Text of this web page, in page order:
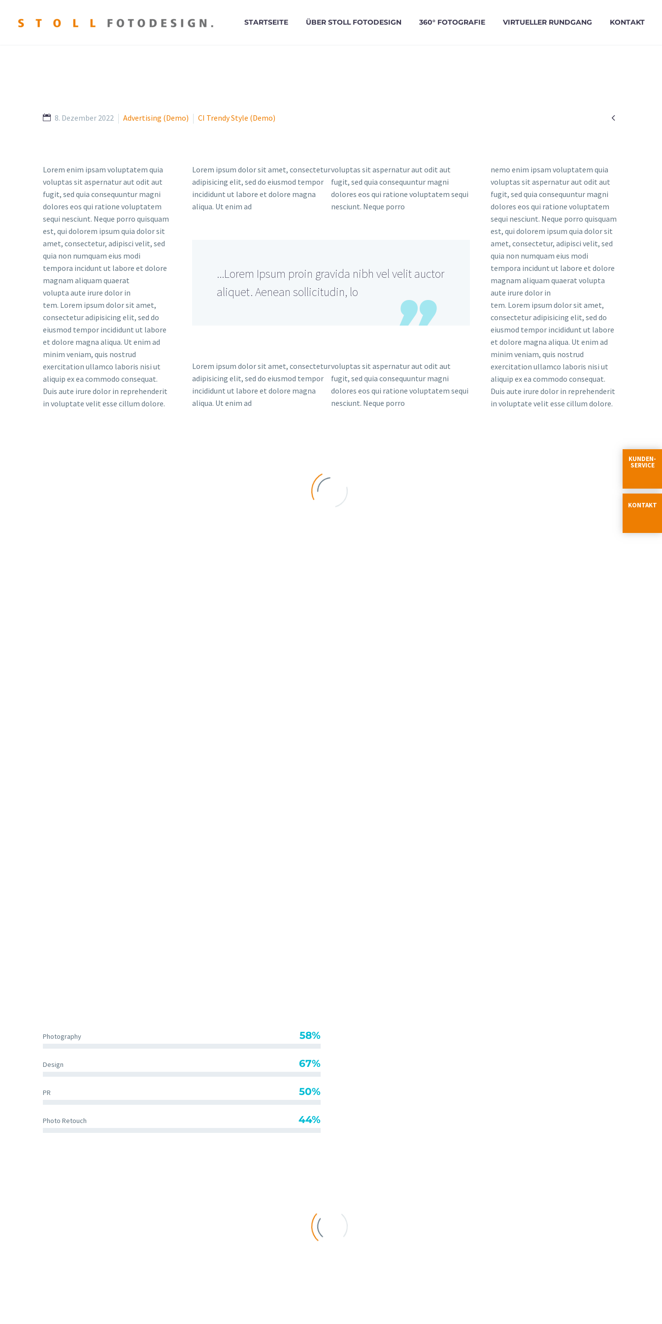
KUNDEN-
SERVICE
KONTAKT
STARTSEITE ÜBER STOLL FOTODESIGN 360° FOTOGRAFIE VIRTUELLER RUNDGANG KONTAKT

8. Dezember 2022 Advertising (Demo) CI Trendy Style (Demo)
Lorem enim ipsam voluptatem quia
voluptas sit aspernatur aut odit aut
fugit, sed quia consequuntur magni
dolores eos qui ratione voluptatem
sequi nesciunt. Neque porro quisquam
est, qui dolorem ipsum quia dolor sit
amet, consectetur, adipisci velit, sed
quia non numquam eius modi
tempora incidunt ut labore et dolore
magnam aliquam quaerat
volupta aute irure dolor in
tem. Lorem ipsum dolor sit amet,
consectetur adipisicing elit, sed do
eiusmod tempor incididunt ut labore
et dolore magna aliqua. Ut enim ad
minim veniam, quis nostrud
exercitation ullamco laboris nisi ut
aliquip ex ea commodo consequat.
Duis aute irure dolor in reprehenderit
in voluptate velit esse cillum dolore.
Lorem ipsum dolor sit amet, consectetur
adipisicing elit, sed do eiusmod tempor
incididunt ut labore et dolore magna
aliqua. Ut enim ad
voluptas sit aspernatur aut odit aut
fugit, sed quia consequuntur magni
dolores eos qui ratione voluptatem sequi
nesciunt. Neque porro
...Lorem Ipsum proin gravida nibh vel velit auctor
aliquet. Aenean sollicitudin, lo
Lorem ipsum dolor sit amet, consectetur
adipisicing elit, sed do eiusmod tempor
incididunt ut labore et dolore magna
aliqua. Ut enim ad
voluptas sit aspernatur aut odit aut
fugit, sed quia consequuntur magni
dolores eos qui ratione voluptatem sequi
nesciunt. Neque porro
nemo enim ipsam voluptatem quia
voluptas sit aspernatur aut odit aut
fugit, sed quia consequuntur magni
dolores eos qui ratione voluptatem
sequi nesciunt. Neque porro quisquam
est, qui dolorem ipsum quia dolor sit
amet, consectetur, adipisci velit, sed
quia non numquam eius modi
tempora incidunt ut labore et dolore
magnam aliquam quaerat volupta
aute irure dolor in
tem. Lorem ipsum dolor sit amet,
consectetur adipisicing elit, sed do
eiusmod tempor incididunt ut labore
et dolore magna aliqua. Ut enim ad
minim veniam, quis nostrud
exercitation ullamco laboris nisi ut
aliquip ex ea commodo consequat.
Duis aute irure dolor in reprehenderit
in voluptate velit esse cillum dolore.
Photography 58%
Design 67%
PR 50%
Photo Retouch 44%